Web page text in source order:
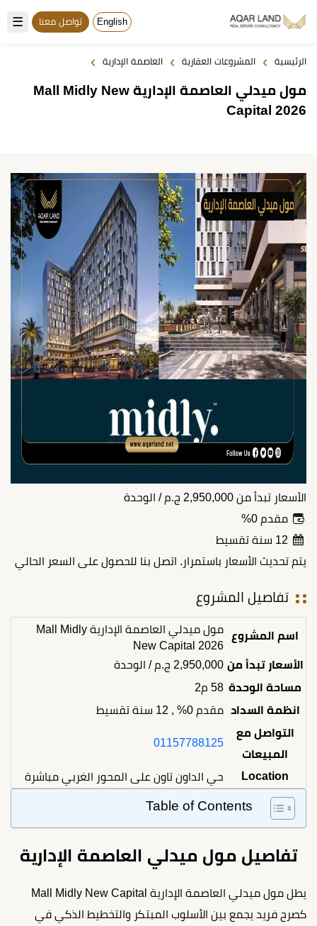
☰ English تواصل معنا
الرئيسية › المشروعات العقارية › العاصمة الإدارية ›
مول ميدلي العاصمة الإدارية Mall Midly New
Capital 2026
الأسعار تبدأ من 2,950,000 ج.م / الوحدة
مقدم 0%
يتم تحديث الأسعار باستمرار. اتصل بنا للحصول على السعر الحالي
تفاصيل المشروع
اسم المشروع
مول ميدلي العاصمة الإدارية Mall Midly
New Capital 2026
الأسعار تبدأ من 2,950,000 ج.م / الوحدة
مساحة الوحدة 58 م2
انظمة السداد مقدم 0% , 12 سنة تقسيط
التواصل مع
المبيعات
01157788125
Location حي الداون تاون على المحور الغربي مباشرة
Table of Contents
تفاصيل مول ميدلي العاصمة الإدارية
يطل مول ميدلي العاصمة الإدارية Mall Midly New Capital
كصرح فريد يجمع بين الأسلوب المبتكر والتخطيط الذكي في